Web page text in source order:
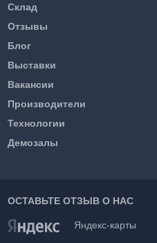
Склад
Отзывы
Блог
Выставки
Вакансии
Производители
Технологии
Демозалы
ОСТАВЬТЕ ОТЗЫВ О НАС
Яндекс-карты